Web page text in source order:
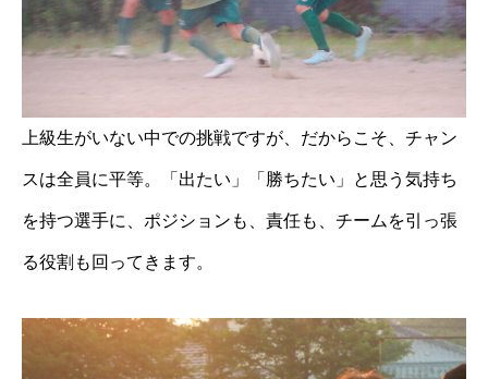
上級生がいない中での挑戦ですが、だからこそ、チャン
スは全員に平等。「出たい」「勝ちたい」と思う気持ち
を持つ選手に、ポジションも、責任も、チームを引っ張
る役割も回ってきます。